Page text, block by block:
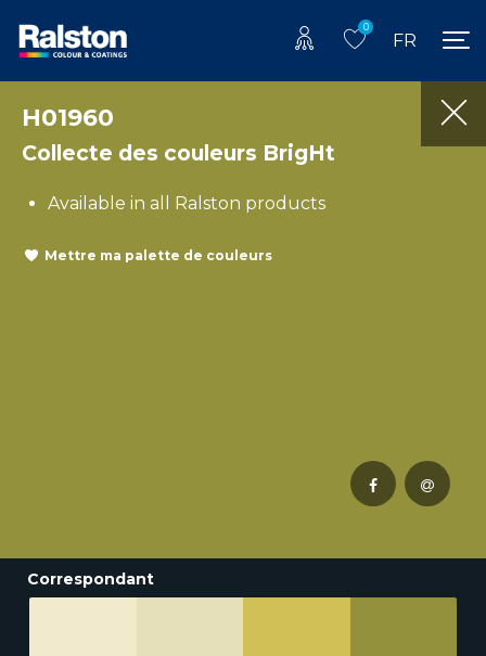
0
FR
H01960
Collecte des couleurs BrigHt
Available in all Ralston products
Mettre ma palette de couleurs
Correspondant